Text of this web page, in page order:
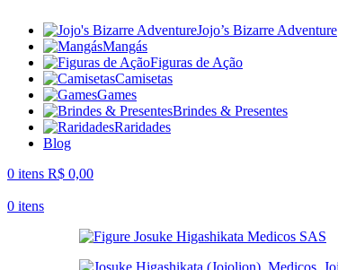
Jojo’s Bizarre Adventure
Mangás
Figuras de Ação
Camisetas
Games
Brindes & Presentes
Raridades
Blog
0 itens R$ 0,00
0 itens